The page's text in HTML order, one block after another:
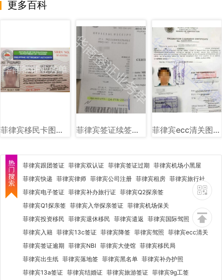
更多百科
菲律宾移民卡图片样式讲解 菲律宾签证续签图片样式讲解 菲律宾ecc清关图片样式讲解
菲律宾跟团签证 菲律宾双认证 菲律宾签证过期 菲律宾机场小黑屋
菲律宾快递 菲律宾律师 菲律宾公司注册 菲律宾租房 菲律宾旅行社
菲律宾电子签证 菲律宾补办旅行证 菲律宾Q2探亲签
菲律宾Q1探亲签 菲律宾入华探亲签证 菲律宾机场保关
菲律宾投资移民 菲律宾退休移民 菲律宾遣返
菲律宾国际驾照
菲律宾入籍 菲律宾13c签证 菲律宾降签 菲律宾驾照 菲律宾ecc清关
菲律宾签证逾期 菲律宾NBI 菲律宾大使馆 菲律宾移民局
菲律宾出生纸 菲律宾落地签 菲律宾黑名单 菲律宾补办护照
菲律宾13a签证 菲律宾结婚证 菲律宾旅游签证 菲律宾9g工签